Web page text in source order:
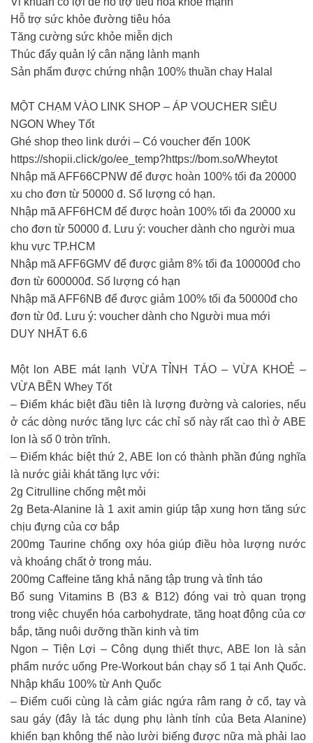
Hỗ trợ sức khỏe đường tiêu hóa
Tăng cường sức khỏe miễn dịch
Thúc đẩy quản lý cân nặng lành mạnh
Sản phẩm được chứng nhận 100% thuần chay Halal
MỘT CHẠM VÀO LINK SHOP – ÁP VOUCHER SIÊU
NGON Whey Tốt
Ghé shop theo link dưới – Có voucher đến 100K
https://shopii.click/go/ee_temp?https://bom.so/Wheytot
Nhập mã AFF66CPNW để được hoàn 100% tối đa 20000
xu cho đơn từ 50000 đ. Số lượng có hạn.
Nhập mã AFF6HCM để được hoàn 100% tối đa 20000 xu
cho đơn từ 50000 đ. Lưu ý: voucher dành cho người mua
khu vực TP.HCM
Nhập mã AFF6GMV để được giảm 8% tối đa 100000đ cho
đơn từ 600000đ. Số lượng có hạn
Nhập mã AFF6NB để được giảm 100% tối đa 50000đ cho
đơn từ 0đ. Lưu ý: voucher dành cho Người mua mới
DUY NHẤT 6.6
Một lon ABE mát lạnh VỪA TỈNH TÁO – VỪA KHOẺ –
VỪA BỀN Whey Tốt
– Điểm khác biệt đầu tiên là lượng đường và calories, nếu
ở các dòng nước tăng lực các chỉ số này rất cao thì ở ABE
lon là số 0 tròn trĩnh.
– Điểm khác biệt thứ 2, ABE lon có thành phần đúng nghĩa
là nước giải khát tăng lực với:
2g Citrulline chống mệt mỏi
2g Beta-Alanine là 1 axit amin giúp tập xung hơn tăng sức
chịu đựng của cơ bắp
200mg Taurine chống oxy hóa giúp điều hòa lượng nước
và khoáng chất ở trong máu.
200mg Caffeine tăng khả năng tập trung và tỉnh táo
Bổ sung Vitamins B (B3 & B12) đóng vai trò quan trọng
trong việc chuyển hóa carbohydrate, tăng hoạt động của cơ
bắp, tăng nuôi dưỡng thần kinh và tim
Ngon – Tiện Lợi – Công dụng thiết thực, ABE lon là sản
phẩm nước uống Pre-Workout bán chạy số 1 tại Anh Quốc.
Nhập khẩu 100% từ Anh Quốc
– Điểm cuối cùng là cảm giác ngứa râm rang ở cổ, tay và
sau gáy (đây là tác dụng phụ lành tính của Beta Alanine)
khiến bạn không thể nào lười biếng được nữa mà phải lao